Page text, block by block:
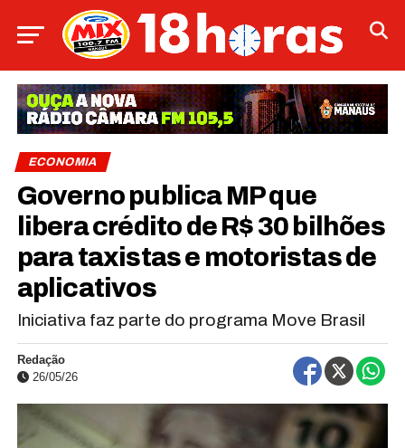
ECONOMIA
Governo publica MP que
libera crédito de R$ 30 bilhões
para taxistas e motoristas de
aplicativos
Iniciativa faz parte do programa Move Brasil
Redação
26/05/26